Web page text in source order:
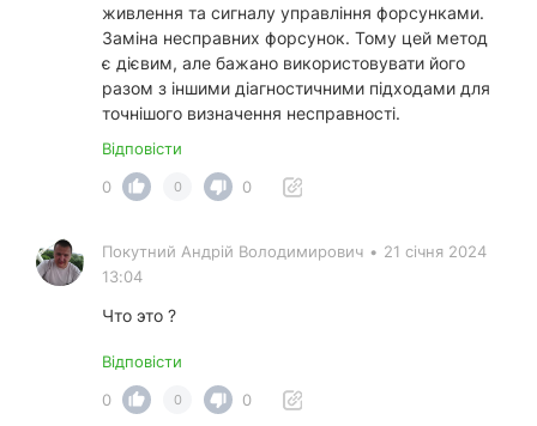
живлення та сигналу управління форсунками.
Заміна несправних форсунок. Тому цей метод
є дієвим, але бажано використовувати його
разом з іншими діагностичними підходами для
точнішого визначення несправності.
Відповісти
0
0 0
Покутний Андрiй Володимирович • 21 січня 2024
13:04
Что это ?
Відповісти
0
0 0